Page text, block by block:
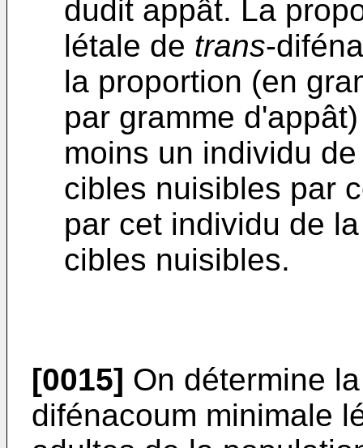
dudit appât. La
létale de trans-
la proportion (en
par gramme
moins un individu
cibles nuisibles par
par cet individu de
cibles nuisibles.
[0015] On détermine
difénacoum minimale